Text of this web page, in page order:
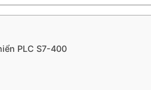
PLC S7-400